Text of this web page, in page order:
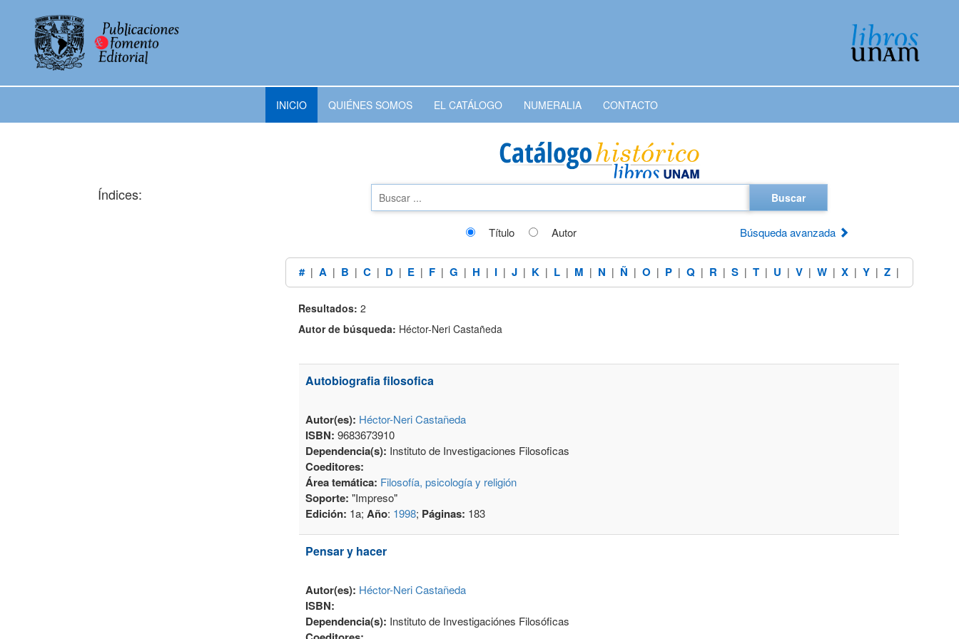
INICIO QUIÉNES SOMOS EL CATÁLOGO NUMERALIA CONTACTO
Índices: Buscar
Título Autor Búsqueda avanzada
# | A | B | C | D | E | F | G | H | I | J | K | L | M | N | Ñ | O | P | Q | R | S | T | U | V | W | X | Y | Z |
Resultados: 2
Autor de búsqueda: Héctor-Neri Castañeda
Autobiografia filosofica
Autor(es): Héctor-Neri Castañeda
ISBN: 9683673910
Dependencia(s): Instituto de Investigaciones Filosoficas
Coeditores:
Área temática: Filosofía, psicología y religión
Soporte: "Impreso"
Edición: 1a; Año: 1998; Páginas: 183
Pensar y hacer
Autor(es): Héctor-Neri Castañeda
ISBN:
Dependencia(s): Instituto de Investigaciónes Filosóficas